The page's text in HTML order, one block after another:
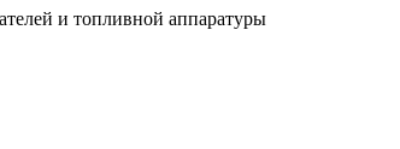
и топливной аппаратуры